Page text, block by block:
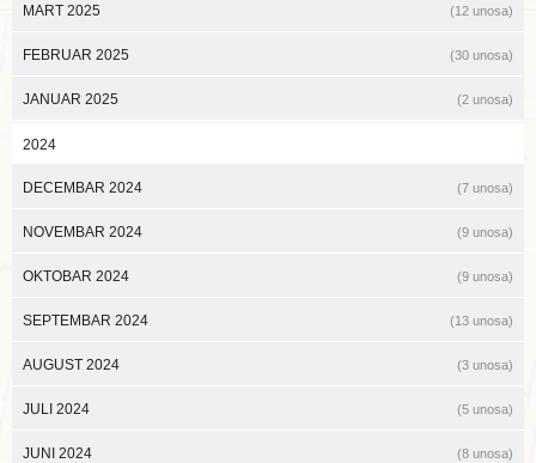
MART 2025 (12 unosa)
FEBRUAR 2025 (30 unosa)
JANUAR 2025 (2 unosa)
2024
DECEMBAR 2024 (7 unosa)
NOVEMBAR 2024 (9 unosa)
OKTOBAR 2024 (9 unosa)
SEPTEMBAR 2024 (13 unosa)
AUGUST 2024 (3 unosa)
JULI 2024 (5 unosa)
JUNI 2024 (8 unosa)